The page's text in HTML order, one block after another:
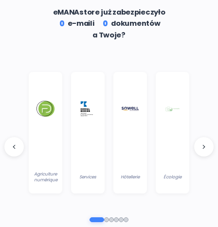
eMANAstore już zabezpieczyło
0 e-maili 0 dokumentów
a Twoje?
Agriculture
numérique
Services Hôtellerie Écologie